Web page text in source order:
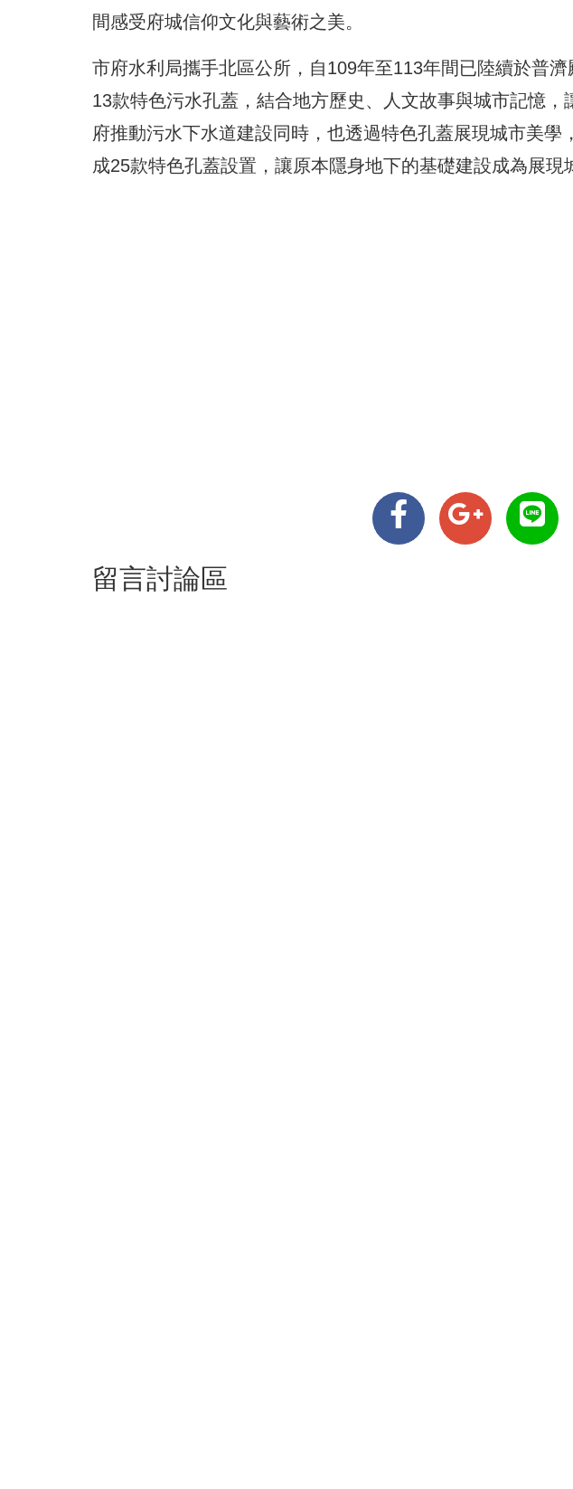
間感受府城信仰文化與藝術之美。
市府水利局攜手北區公所，自109年至113年間已陸續於普
13款特色污水孔蓋，結合地方歷史、人文故事與城市記憶
府推動污水下水道建設同時，也透過特色孔蓋展現城市美學
成25款特色孔蓋設置，讓原本隱身地下的基礎建設成為展現
留言討論區